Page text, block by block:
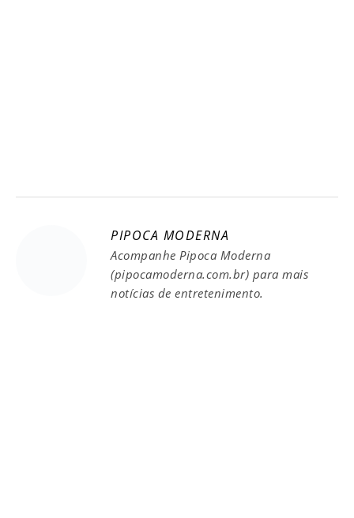
PIPOCA MODERNA
Acompanhe Pipoca Moderna
(pipocamoderna.com.br) para mais
notícias de entretenimento.